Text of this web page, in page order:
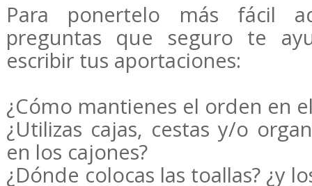
Para ponertelo más fácil
preguntas que seguro te
escribir tus aportaciones:
¿Cómo mantienes el orden en
¿Utilizas cajas, cestas y/o
en los cajones?
¿Dónde colocas las toallas? ¿y